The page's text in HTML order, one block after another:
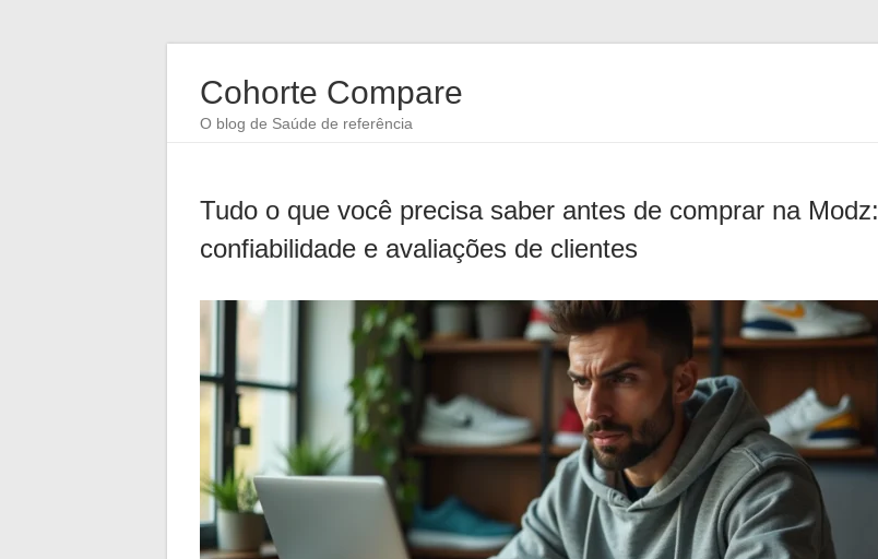
Cohorte Compare
O blog de Saúde de referência
Tudo o que você precisa saber antes de comprar na Modz:
confiabilidade e avaliações de clientes